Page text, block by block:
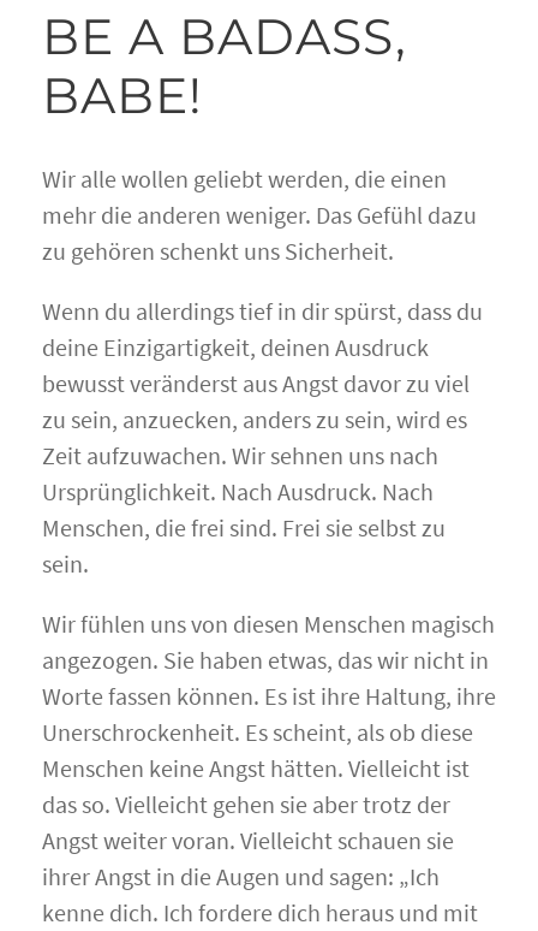
BE A BADASS,
BABE!
Wir alle wollen geliebt werden, die einen
mehr die anderen weniger. Das Gefühl dazu
zu gehören schenkt uns Sicherheit.
Wenn du allerdings tief in dir spürst, dass du
deine Einzigartigkeit, deinen Ausdruck
bewusst veränderst aus Angst davor zu viel
zu sein, anzuecken, anders zu sein, wird es
Zeit aufzuwachen. Wir sehnen uns nach
Ursprünglichkeit. Nach Ausdruck. Nach
Menschen, die frei sind. Frei sie selbst zu
sein.
Wir fühlen uns von diesen Menschen magisch
angezogen. Sie haben etwas, das wir nicht in
Worte fassen können. Es ist ihre Haltung, ihre
Unerschrockenheit. Es scheint, als ob diese
Menschen keine Angst hätten. Vielleicht ist
das so. Vielleicht gehen sie aber trotz der
Angst weiter voran. Vielleicht schauen sie
ihrer Angst in die Augen und sagen: „Ich
kenne dich. Ich fordere dich heraus und mit